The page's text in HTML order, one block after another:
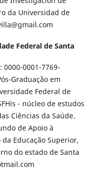
da Universidad de
Federal de Santa
0000-0001-7769-
Graduação em
Federal de
- núcleo de estudos
Ciências da Saúde.
de Apoio à
Educação Superior,
do estado de Santa